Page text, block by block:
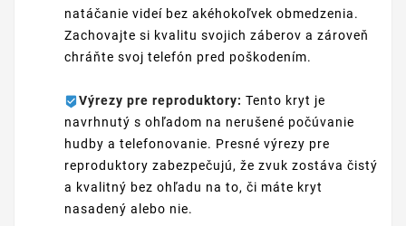
natáčanie videí bez akéhokoľvek obmedzenia.
Zachovajte si kvalitu svojich záberov a zároveň
chráňte svoj telefón pred poškodením.
Výrezy pre reproduktory: Tento kryt je
navrhnutý s ohľadom na nerušené počúvanie
hudby a telefonovanie. Presné výrezy pre
reproduktory zabezpečujú, že zvuk zostáva čistý
a kvalitný bez ohľadu na to, či máte kryt
nasadený alebo nie.